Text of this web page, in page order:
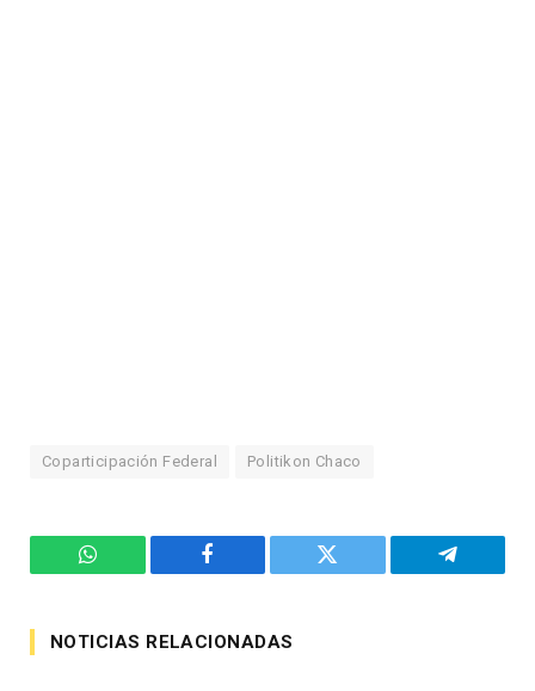
Coparticipación Federal Politikon Chaco
WhatsApp Facebook Twitter Telegram
NOTICIAS RELACIONADAS